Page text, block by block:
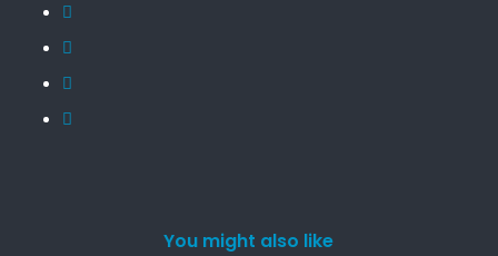
You might also like